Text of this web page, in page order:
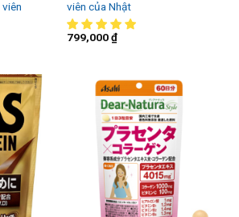
viên của Nhật
799,000₫